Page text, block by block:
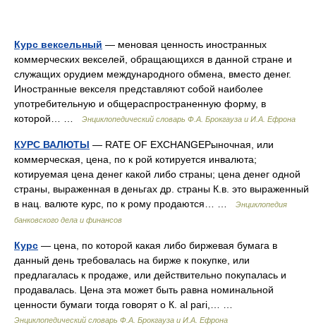
Курс вексельный — меновая ценность иностранных
коммерческих векселей, обращающихся в данной стране и
служащих орудием международного обмена, вместо денег.
Иностранные векселя представляют собой наиболее
употребительную и общераспространенную форму, в
которой… …
Энциклопедический словарь Ф.А. Брокгауза и И.А. Ефрона
КУРС ВАЛЮТЫ — RATE OF EXCHANGEРыночная, или
коммерческая, цена, по к рой котируется инвалюта;
котируемая цена денег какой либо страны; цена денег одной
страны, выраженная в деньгах др. страны К.в. это выраженный
в нац. валюте курс, по к рому продаются… …
Энциклопедия
банковского дела и финансов
Курс — цена, по которой какая либо биржевая бумага в
данный день требовалась на бирже к покупке, или
предлагалась к продаже, или действительно покупалась и
продавалась. Цена эта может быть равна номинальной
ценности бумаги тогда говорят о К. al pari,… …
Энциклопедический словарь Ф.А. Брокгауза и И.А. Ефрона